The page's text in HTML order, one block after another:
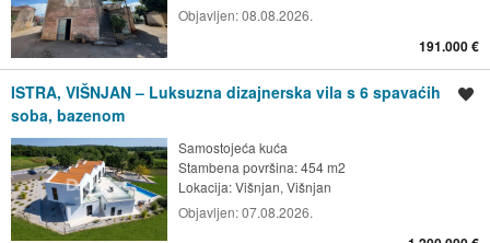
Objavljen:08.08.2026.
191.000 €
ISTRA, VIŠNJAN – Luksuzna dizajnerska vila s 6 spavaćih
soba, bazenom
Samostojeća kuća
Stambena površina: 454 m2
Lokacija:Višnjan, Višnjan
Objavljen:07.08.2026.